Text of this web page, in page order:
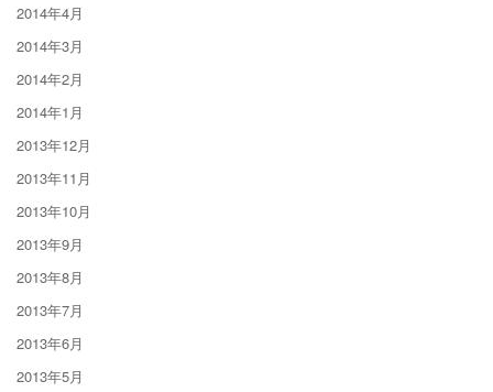
2014年4月
2014年3月
2014年2月
2014年1月
2013年12月
2013年11月
2013年10月
2013年9月
2013年8月
2013年7月
2013年6月
2013年5月